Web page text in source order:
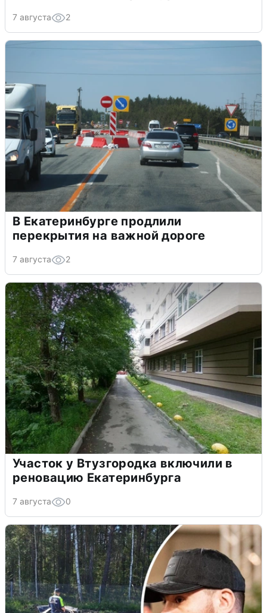
7 августа 2
В Екатеринбурге продлили
перекрытия на важной дороге
7 августа 2
Участок у Втузгородка включили в
реновацию Екатеринбурга
7 августа 0